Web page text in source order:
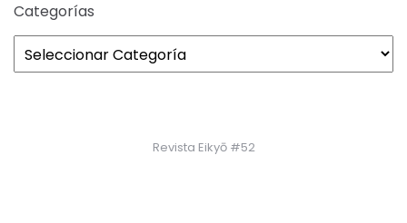
Categorías
Revista Eikyō #52